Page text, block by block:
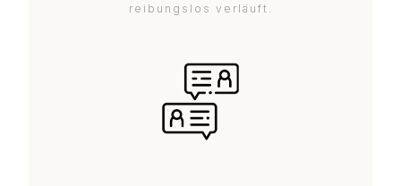
reibungslos verläuft.